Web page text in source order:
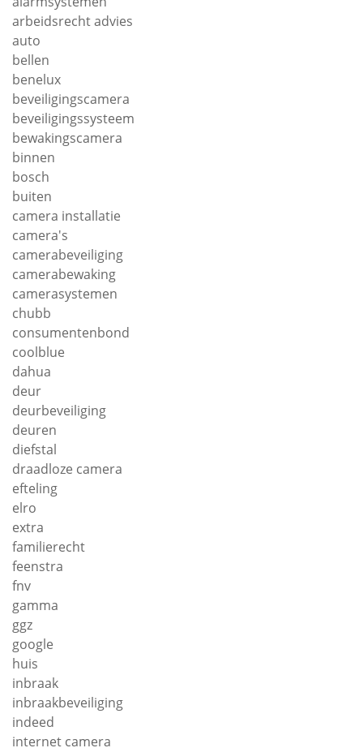
arbeidsrecht advies
auto
bellen
benelux
beveiligingscamera
beveiligingssysteem
bewakingscamera
binnen
bosch
buiten
camera installatie
camera's
camerabeveiliging
camerabewaking
camerasystemen
chubb
consumentenbond
coolblue
dahua
deur
deurbeveiliging
deuren
diefstal
draadloze camera
efteling
elro
extra
familierecht
feenstra
fnv
gamma
ggz
google
huis
inbraak
inbraakbeveiliging
indeed
internet camera